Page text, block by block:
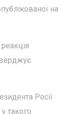
на
Росії
такого